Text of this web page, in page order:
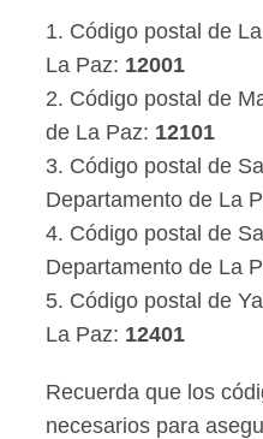
1. Código postal de
La Paz: 12001
2. Código postal de
de La Paz: 12101
3. Código postal de
Departamento de La
4. Código postal de
Departamento de La
5. Código postal de
La Paz: 12401
Recuerda que los
necesarios para